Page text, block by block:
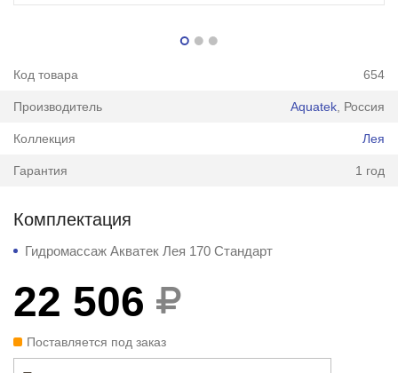
Код товара 654
Производитель Aquatek , Россия
Коллекция Лея
Гарантия 1 год
Комплектация
Гидромассаж Акватек Лея 170 Стандарт
22 506
Поставляется под заказ